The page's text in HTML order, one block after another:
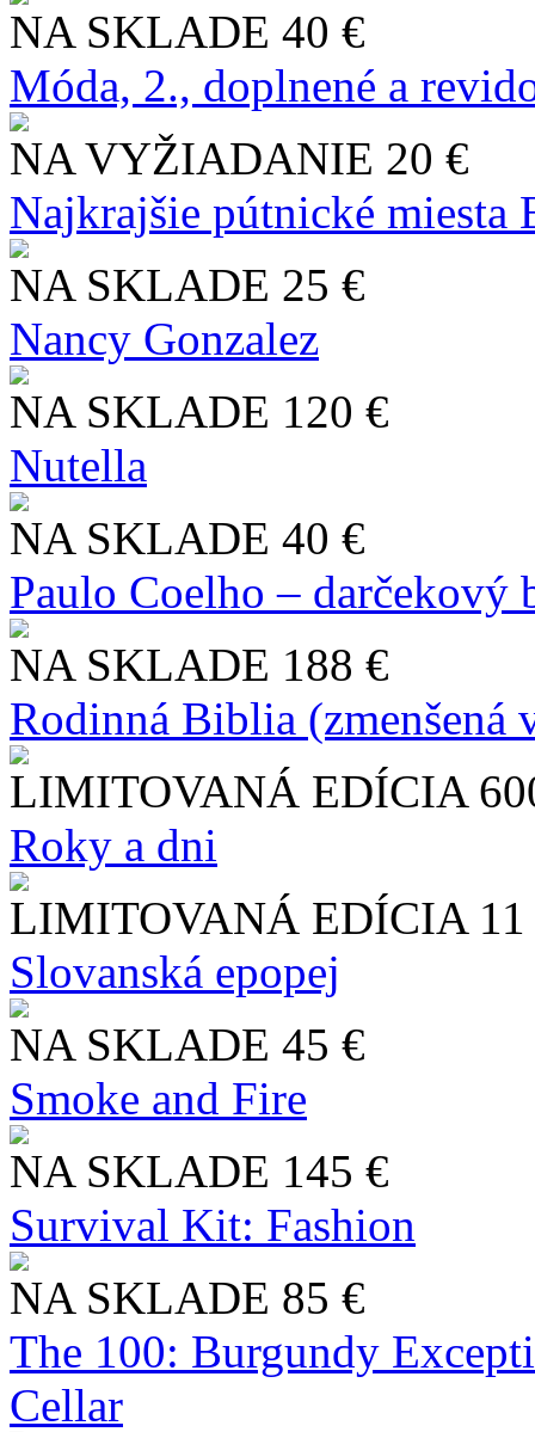
NA SKLADE 40 €
Móda, 2., doplnené a
NA VYŽIADANIE 20 €
Najkrajšie pútnické miesta
NA SKLADE 25 €
Nancy Gonzalez
NA SKLADE 120 €
Nutella
NA SKLADE 40 €
Paulo Coelho – darčekový
NA SKLADE 188 €
Rodinná Biblia (zmenšená
LIMITOVANÁ EDÍCIA
Roky a dni
LIMITOVANÁ EDÍCIA
Slo​vanská epopej
NA SKLADE 45 €
Smoke and Fire
NA SKLADE 145 €
Survival Kit: Fashion
NA SKLADE 85 €
The 100: Burgundy
Cellar